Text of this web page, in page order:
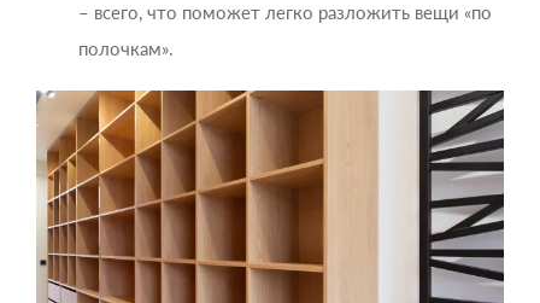
– всего, что поможет легко разложить вещи «по
полочкам».